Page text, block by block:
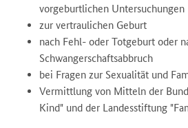
vorgeburtlichen Untersuchungen
zur vertraulichen Geburt
nach Fehl- oder Totgeburt oder
Schwangerschaftsabbruch
bei Fragen zur Sexualität und
Vermittlung von Mitteln der
Kind" und der Landesstiftung